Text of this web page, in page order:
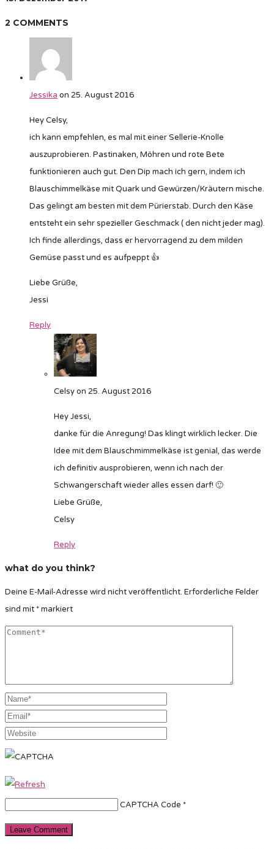
2 COMMENTS
Jessika on 25. August 2016
Hey Celsy,
ich kann empfehlen, es mal mit einer Sellerie-Knolle
auszuprobieren. Pastinaken, Möhren und rote Bete
funktionieren auch gut. Den Dip mach ich gern, indem ich
Blauschimmelkäse mit Quark und Gewürzen/Kräutern mische.
Das gelingt am besten mit dem Pürierstab. Durch den Käse
entsteht ein sehr spezieller Geschmack ( den nicht jeder mag).
Ich finde allerdings, dass er hervorragend zu dem milden
Gemüse passt und es aufpeppt 👍
Liebe Grüße,
Jessi
Reply
Celsyon 25. August 2016
Hey Jessi,
danke für die Anregung! Das klingt wirklich lecker. Die
Idee mit dem Blauschmimmelkäse ist genial, das werde
ich definitiv ausprobieren, wenn ich nach der
Schwangerschaft wieder alles essen darf! 🙂
Liebe Grüße,
Celsy
Reply
what do you think?
Deine E-Mail-Adresse wird nicht veröffentlicht. Erforderliche Felder
sind mit *markiert
CAPTCHA Code *